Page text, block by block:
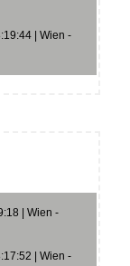
| Wien -
| Wien -
| Wien -